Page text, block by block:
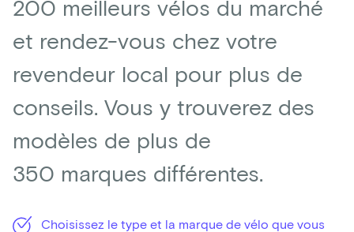
200 meilleurs vélos du marché
et rendez-vous chez votre
revendeur local pour plus de
conseils. Vous y trouverez des
modèles de plus de
350 marques différentes.
Choisissez le type et la marque de vélo que vous